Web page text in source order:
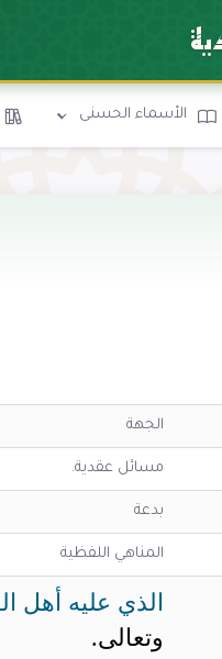
الأسماء الحسنى
الجهة
مسائل عقدية.
بدعة
المناهي اللفظية
الذي عليه أهل
وتعالى.